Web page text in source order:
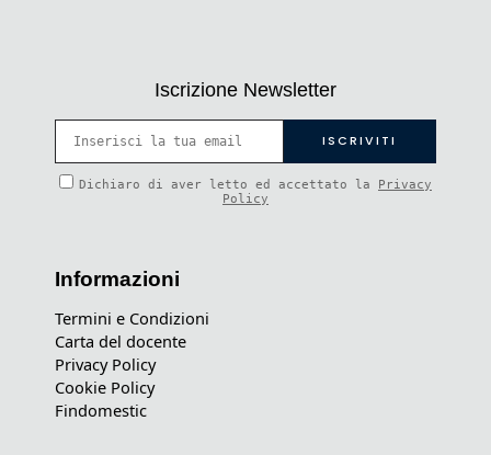
Iscrizione Newsletter
Dichiaro di aver letto ed accettato la
Privacy
Policy
Informazioni
Termini e Condizioni
Carta del docente
Privacy Policy
Cookie Policy
Findomestic